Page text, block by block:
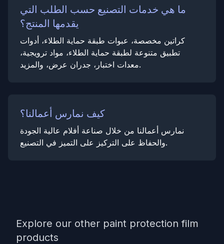
ما هي خدمات التصنيع حسب الطلب التي
يقدمها المنتج؟
كراتين مخصصة، عبوات طبقة حماية الطلاء، أدوات
تطبيق متنوعة لطبقة حماية الطلاء، مواد ترويجية،
معدات اختبار، جدران عرض، والمزيد.
كيف نمارس أعمالنا؟
نمارس أعمالنا من خلال صناعة أفلام عالية الجودة
والحفاظ على التركيز على التميز في التصنيع.
Explore our other paint protection film
products